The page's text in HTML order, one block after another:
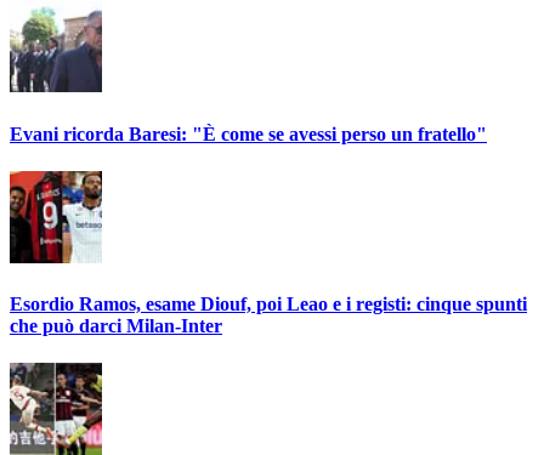
Evani ricorda Baresi: "È come se avessi perso un fratello"
Esordio Ramos, esame Diouf, poi Leao e i registi: cinque spunti
che può darci Milan-Inter